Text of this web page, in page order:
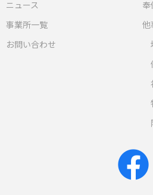
ニュース
事業所一覧
お問い合わせ
奉
他